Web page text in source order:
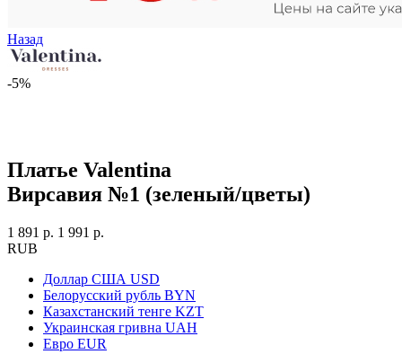
Назад
-5%
Платье Valentina
Вирсавия №1 (зеленый/цветы)
1 891 р. 1 991 р.
RUB
Доллар США USD
Белорусский рубль BYN
Казахстанский тенге KZT
Украинская гривна UAH
Евро EUR